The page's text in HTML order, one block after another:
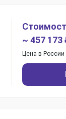
~ 457 173
Цена в России